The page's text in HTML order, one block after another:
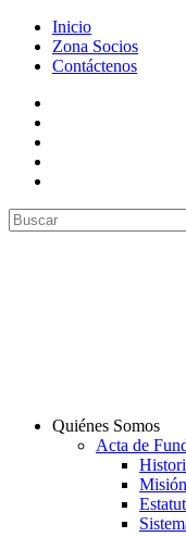
Inicio
Zona Socios
Contáctenos
Quiénes Somos
Acta de